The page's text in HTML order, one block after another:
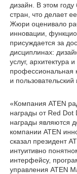
дизайн. В этом
стран, что делает
Жюри оценивало
инновации,
присуждается за
дисциплинах:
услуг, архитектура
профессиональная
и
«Компания ATEN
награды от Red Dot
награды являются
компании ATEN
сказал президент
интуитивно
интерфейсу,
управления ATEN